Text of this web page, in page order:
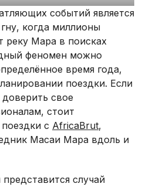
событий является
когда миллионы
реку Мара в поисках
феномен можно
время года,
поездки. Если
свое
стоит
с AfricaBrut,
Масаи Мара вдоль и
случай